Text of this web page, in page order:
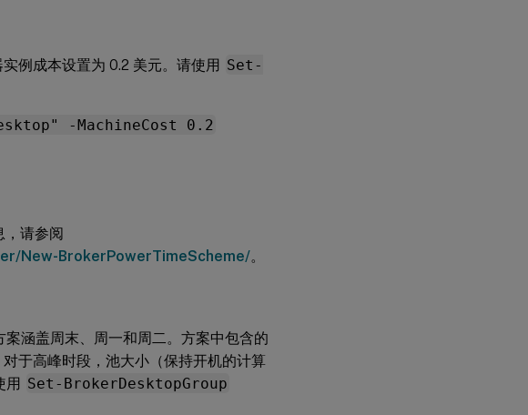
例成本设置为 0.2 美元。请使用 Set-
-MachineCost 0.2
，请参阅
New-BrokerPowerTimeScheme/。
涵盖周末、周一和周二。方案中包含的
于高峰时段，池大小（保持开机的计算
用 Set-BrokerDesktopGroup